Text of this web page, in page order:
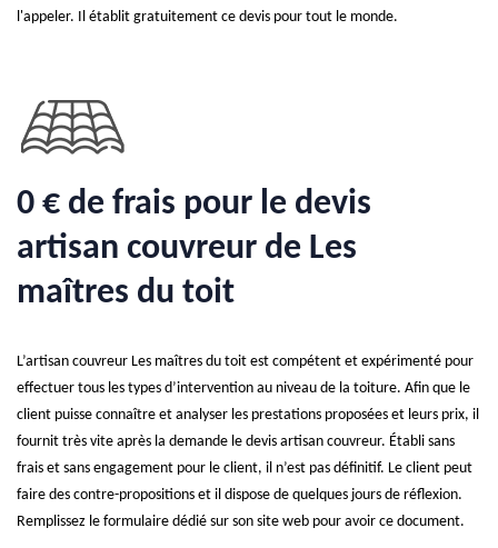
l'appeler. Il établit gratuitement ce devis pour tout le monde.
0 € de frais pour le devis
artisan couvreur de Les
maîtres du toit
L’artisan couvreur Les maîtres du toit est compétent et expérimenté pour
effectuer tous les types d’intervention au niveau de la toiture. Afin que le
client puisse connaître et analyser les prestations proposées et leurs prix, il
fournit très vite après la demande le devis artisan couvreur. Établi sans
frais et sans engagement pour le client, il n’est pas définitif. Le client peut
faire des contre-propositions et il dispose de quelques jours de réflexion.
Remplissez le formulaire dédié sur son site web pour avoir ce document.